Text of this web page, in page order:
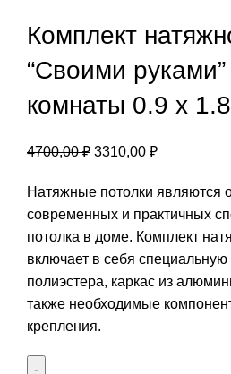
Комплект
“Своими
комнаты 0.9 х
4700,00₽ Первоначальная
составляла
4700,00 ₽.
3310,00 ₽Текущая
3310,00 ₽.
Натяжные потолки являются
современных и практичных
потолка в доме. Комплект
включает в себя
полиэстера, каркас из
также необходимые
крепления.